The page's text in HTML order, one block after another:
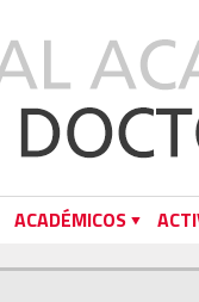
ACADÉMICOS